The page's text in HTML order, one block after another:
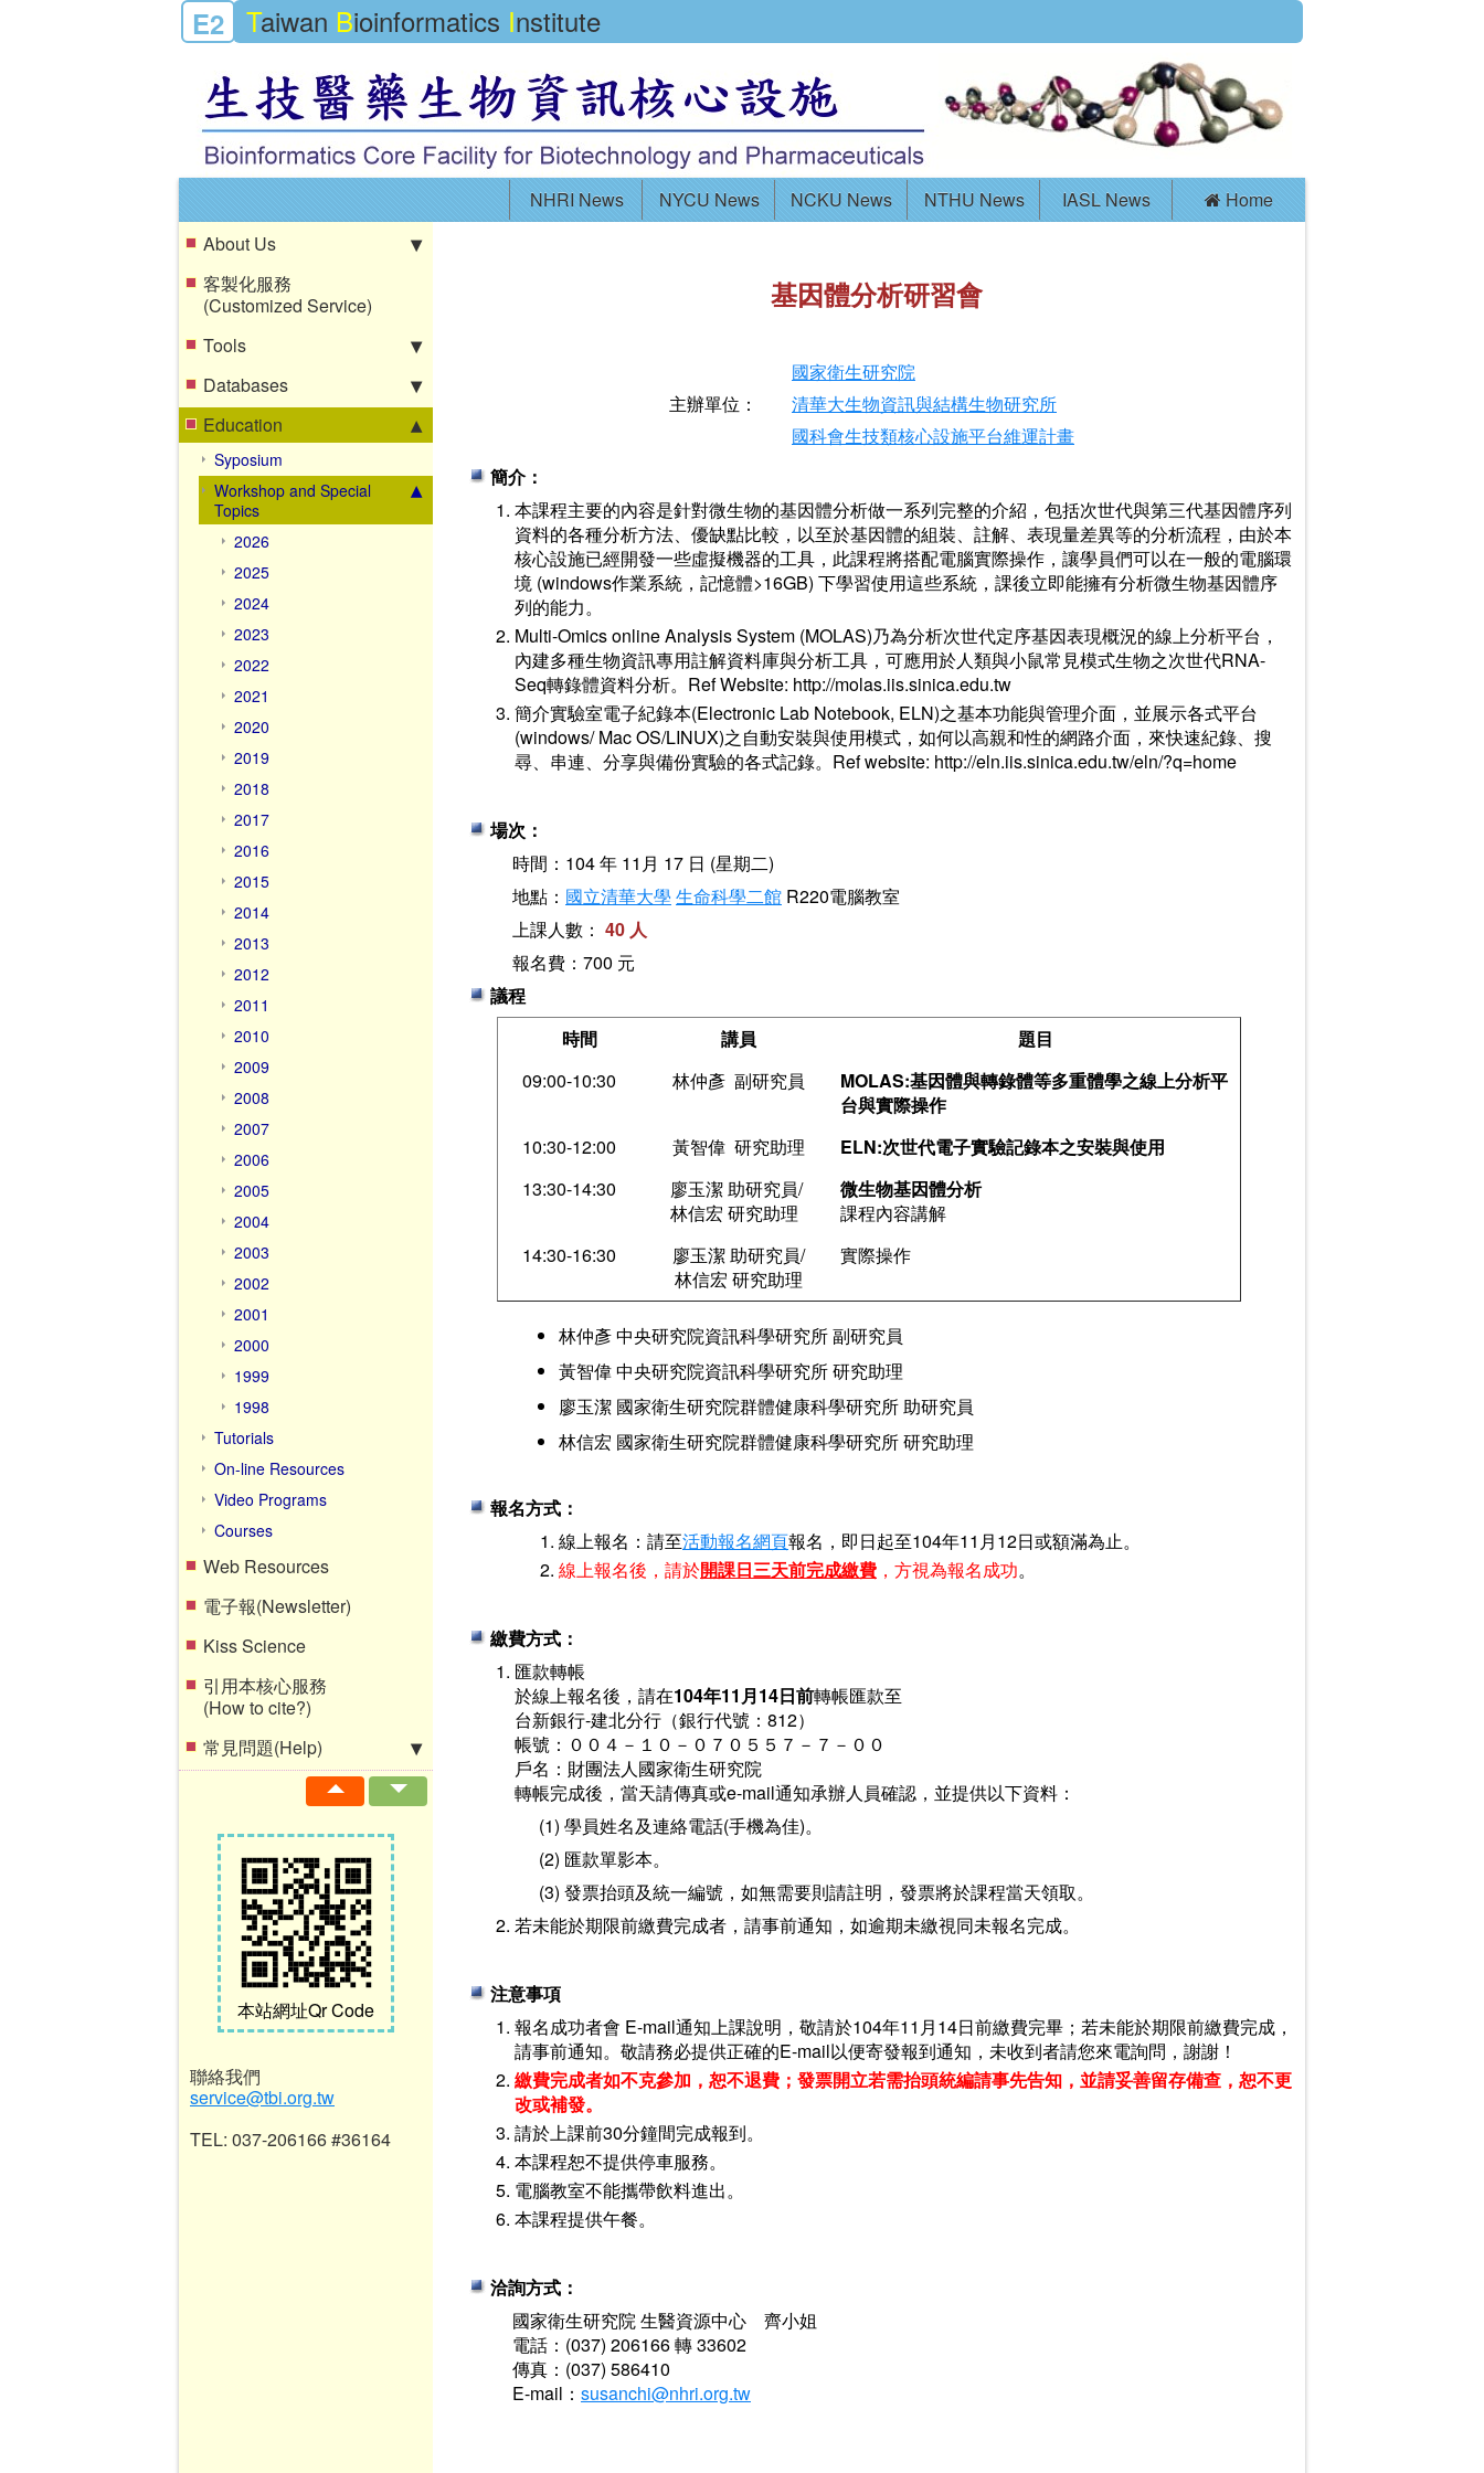
E2 Taiwan Bioinformatics Institute
NHRI News NYCU News NCKU News NTHU News IASL News
Home
About Us
客製化服務
(Customized Service)
Tools
Databases
Education
Syposium
Workshop and Special
Topics
2026
2025
2024
2023
2022
2021
2020
2019
2018
2017
2016
2015
2014
2013
2012
2011
2010
2009
2008
2007
2006
2005
2004
2003
2002
2001
2000
1999
1998
Tutorials
On-line Resources
Video Programs
Courses
Web Resources
電子報(Newsletter)
Kiss Science
引用本核心服務
(How to cite?)
常見問題(Help)
本站網址Qr Code
聯絡我們
service@tbi.org.tw
TEL: 037-206166 #36164
基因體分析研習會
主辦單位：
國家衛生研究院
清華大生物資訊與結構生物研究所
國科會生技類核心設施平台維運計畫
簡介：
本課程主要的內容是針對微生物的基因體分析做一系列完整的介紹，包括次世代與第三代基因體序列
資料的各種分析方法、優缺點比較，以至於基因體的組裝、註解、表現量差異等的分析流程，由於本
核心設施已經開發一些虛擬機器的工具，此課程將搭配電腦實際操作，讓學員們可以在一般的電腦環
境 (windows作業系統，記憶體>16GB) 下學習使用這些系統，課後立即能擁有分析微生物基因體序
列的能力。
Multi-Omics online Analysis System (MOLAS)乃為分析次世代定序基因表現概況的線上分析平台，
內建多種生物資訊專用註解資料庫與分析工具，可應用於人類與小鼠常見模式生物之次世代RNA-
Seq轉錄體資料分析。Ref Website: http://molas.iis.sinica.edu.tw
簡介實驗室電子紀錄本(Electronic Lab Notebook, ELN)之基本功能與管理介面，並展示各式平台
(windows/ Mac OS/LINUX)之自動安裝與使用模式，如何以高親和性的網路介面，來快速紀錄、搜
尋、串連、分享與備份實驗的各式記錄。Ref website: http://eln.iis.sinica.edu.tw/eln/?q=home
場次：
時間：104 年 11月 17 日 (星期二)
地點： 國立清華大學生命科學二館 R220電腦教室
上課人數： 40 人
報名費：700 元
議程
時間
講員
題目
09:00-10:30
林仲彥 副研究員 MOLAS:基因體與轉錄體等多重體學之線上分析平
台與實際操作
10:30-12:00
黃智偉 研究助理 ELN:次世代電子實驗記錄本之安裝與使用
13:30-14:30
廖玉潔 助研究員/
林信宏 研究助理
微生物基因體分析
課程內容講解
14:30-16:30
廖玉潔 助研究員/
林信宏 研究助理
實際操作
林仲彥 中央研究院資訊科學研究所 副研究員
黃智偉 中央研究院資訊科學研究所 研究助理
廖玉潔 國家衛生研究院群體健康科學研究所 助研究員
林信宏 國家衛生研究院群體健康科學研究所 研究助理
報名方式：
線上報名：請至活動報名網頁報名，即日起至104年11月12日或額滿為止。
線上報名後，請於開課日三天前完成繳費 ，方視為報名成功。
繳費方式：
匯款轉帳
於線上報名後，請在104年11月14日前轉帳匯款至
台新銀行-建北分行（銀行代號：812）
帳號：００４－１０－０７０５５７－７－００
戶名：財團法人國家衛生研究院
轉帳完成後，當天請傳真或e-mail通知承辦人員確認，並提供以下資料：
(1) 學員姓名及連絡電話(手機為佳)。
(2) 匯款單影本。
(3) 發票抬頭及統一編號，如無需要則請註明，發票將於課程當天領取。
若未能於期限前繳費完成者，請事前通知，如逾期未繳視同未報名完成。
注意事項
報名成功者會 E-mail通知上課說明，敬請於104年11月14日前繳費完畢；若未能於期限前繳費完成，
請事前通知。敬請務必提供正確的E-mail以便寄發報到通知，未收到者請您來電詢問，謝謝！
繳費完成者如不克參加，恕不退費；發票開立若需抬頭統編請事先告知，並請妥善留存備查，恕不更
改或補發。
請於上課前30分鐘間完成報到。
本課程恕不提供停車服務。
電腦教室不能攜帶飲料進出。
本課程提供午餐。
洽詢方式：
國家衛生研究院 生醫資源中心 齊小姐
電話：(037) 206166 轉 33602
傳真：(037) 586410
E-mail： susanchi@nhri.org.tw